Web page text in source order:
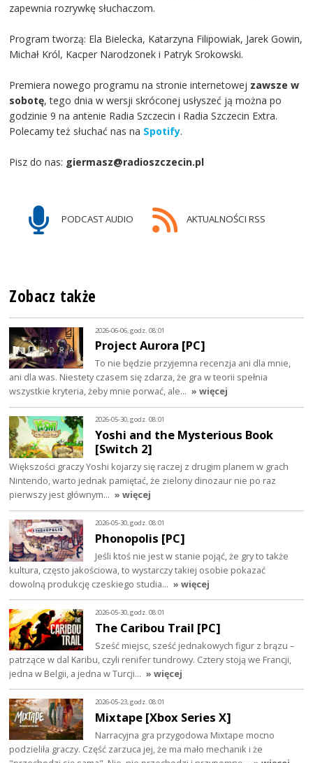
zapewnia rozrywkę słuchaczom.
Program tworzą: Ela Bielecka, Katarzyna Filipowiak, Jarek Gowin,
Michał Król, Kacper Narodzonek i Patryk Srokowski.
Premiera nowego programu na stronie internetowej zawsze w
sobotę, tego dnia w wersji skróconej usłyszeć ją można po
godzinie 9 na antenie Radia Szczecin i Radia Szczecin Extra.
Polecamy też słuchać nas na Spotify.
Pisz do nas: giermasz@radioszczecin.pl
PODCAST AUDIO AKTUALNOŚCI RSS
Zobacz także
2026-06-06, godz. 08:01
Project Aurora [PC]
To nie będzie przyjemna recenzja ani dla mnie,
ani dla was. Niestety czasem się zdarza, że gra w teorii spełnia
wszystkie kryteria, żeby mnie porwać, ale… » więcej
2026-05-30, godz. 08:01
Yoshi and the Mysterious Book
[Switch 2]
Większości graczy Yoshi kojarzy się raczej z drugim planem w grach
Nintendo, warto jednak pamiętać, że zielony dinozaur nie po raz
pierwszy jest głównym… » więcej
2026-05-30, godz. 08:01
Phonopolis [PC]
Jeśli ktoś nie jest w stanie pojąć, że gry to także
kultura, często jakościowa, to wystarczy takiej osobie pokazać
dowolną produkcję czeskiego studia… » więcej
2026-05-30, godz. 08:01
The Caribou Trail [PC]
Sześć miejsc, sześć jednakowych figur z brązu –
patrzące w dal Karibu, czyli renifer tundrowy. Cztery stoją we Francji,
jedna w Belgii, a jedna w Turcji… » więcej
2026-05-23, godz. 08:01
Mixtape [Xbox Series X]
Narracyjna gra przygodowa Mixtape mocno
podzieliła graczy. Część zarzuca jej, że ma mało mechanik i że